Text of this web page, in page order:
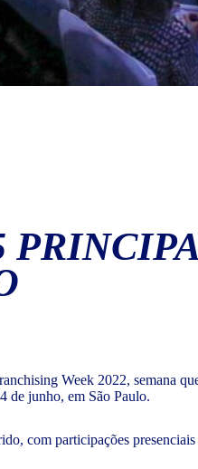
Week 2022, semana
de junho, em São Paulo.
com participações